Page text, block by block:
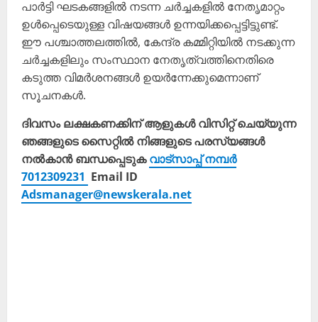
പാർട്ടി ഘടകങ്ങളിൽ നടന്ന ചർച്ചകളിൽ നേതൃമാറ്റം
ഉൾപ്പെടെയുള്ള വിഷയങ്ങൾ ഉന്നയിക്കപ്പെട്ടിട്ടുണ്ട്.
ഈ പശ്ചാത്തലത്തിൽ, കേന്ദ്ര കമ്മിറ്റിയിൽ നടക്കുന്ന
ചർച്ചകളിലും സംസ്ഥാന നേതൃത്വത്തിനെതിരെ
കടുത്ത വിമർശനങ്ങൾ ഉയർന്നേക്കുമെന്നാണ്
സൂചനകൾ.
ദിവസം ലക്ഷകണക്കിന് ആളുകൾ വിസിറ്റ് ചെയ്യുന്ന
ഞങ്ങളുടെ സൈറ്റിൽ നിങ്ങളുടെ പരസ്യങ്ങൾ
നൽകാൻ ബന്ധപ്പെടുകവാട്സാപ്പ് നമ്പർ
7012309231 Email ID
Adsmanager@newskerala.net